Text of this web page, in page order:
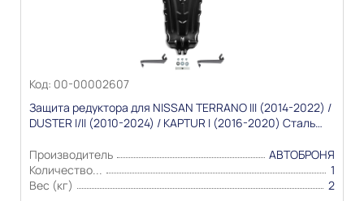
Код: 00-00002607
Защита редуктора для NISSAN TERRANO III (2014-2022) /
DUSTER I/II (2010-2024) / KAPTUR I (2016-2020) Сталь
Производитель
АВТОБРОНЯ
Количество...
1
Вес (кг)
2